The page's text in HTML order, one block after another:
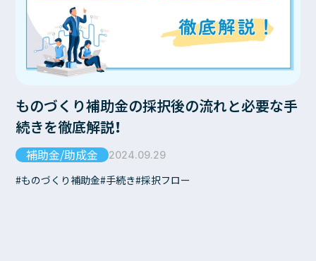
ものづくり補助金の採択後の流れと必要な手
続きを徹底解説！
補助金/助成金 2024.09.29
ものづくり補助金 手続き 採択フロー